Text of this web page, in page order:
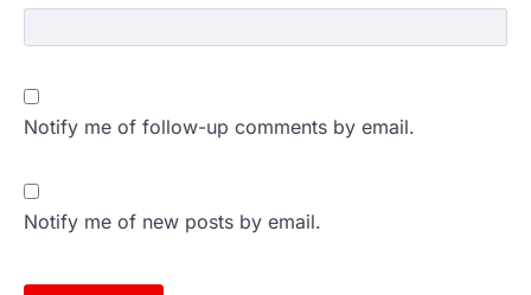
Notify me of follow-up comments by email.
Notify me of new posts by email.